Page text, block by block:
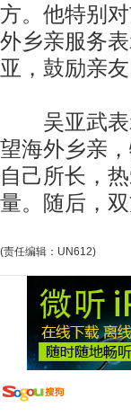
方。他特别
外乡亲服务
亚，鼓励亲
吴亚武表
望海外乡亲
自己所长，
量。随后，
(责任编辑：UN612)